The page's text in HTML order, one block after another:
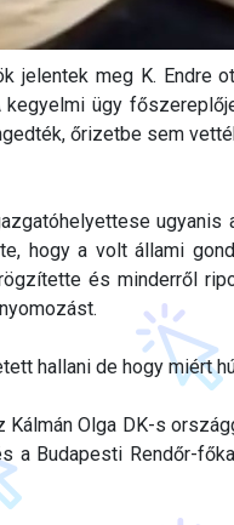
jelentek meg K. Endre
kegyelmi ügy
őrizetbe sem
hogy a volt állami
és minderről
hallani de hogy miért
Olga DK-s
a Budapesti Rendőr-